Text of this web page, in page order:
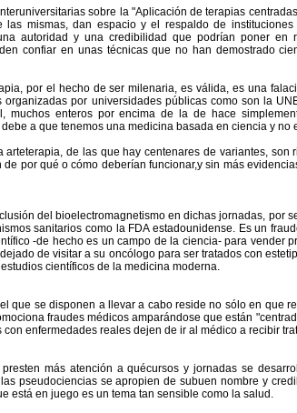
sobre la "Aplicación de terapias
mismas, dan espacio y el respaldo de instituciones
autoridad y una credibilidad que podrían poner
confiar en unas técnicas que no han demostrado
por el hecho de ser milenaria, es válida, es una
por universidades públicas como son la
muchos enteros por encima de la de hace
a que tenemos una medicina basada en ciencia y no
de las que hay centenares de variantes, son
por qué o cómo deberían funcionar,y sin más
del bioelectromagnetismo en dichas jornadas, por
sanitarios como la FDA estadounidense. Es un
-de hecho es un campo de la ciencia- para vender
de visitar a su oncólogo para ser tratados con
científicos de la medicina moderna.
que se disponen a llevar a cabo reside no sólo en que
fraudes médicos amparándose que están
enfermedades reales dejen de ir al médico a recibir
más atención a quécursos y jornadas se
pseudociencias se apropien de subuen nombre y
está en juego es un tema tan sensible como la salud.